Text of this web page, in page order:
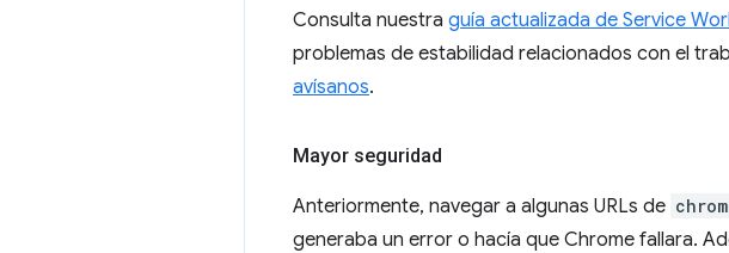
Consulta nuestra guía actualizada de Service
problemas de estabilidad relacionados con el
avísanos.
Mayor seguridad
Anteriormente, navegar a algunas URLs de
generaba un error o hacía que Chrome fallara.